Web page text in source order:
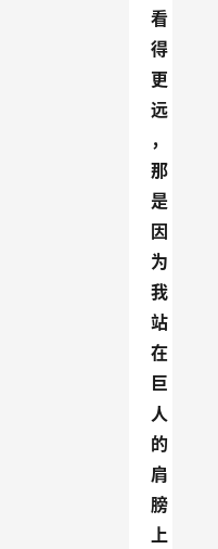
看
得
更
远
，
那
是
因
为
我
站
在
巨
人
的
肩
膀
上